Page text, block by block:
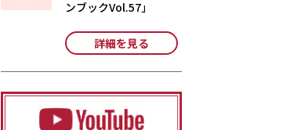
ンブックVol.57」
詳細を見る